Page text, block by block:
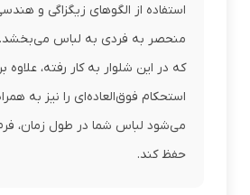
استفاده از الگوهای زیگزاگی و
منحصر به فردی به لباس
که در این شلوار به کار رفته، علاوه
استحکام فوق‌العاده‌ای را نیز به
می‌شود لباس شما در طول زمان،
حفظ کند.